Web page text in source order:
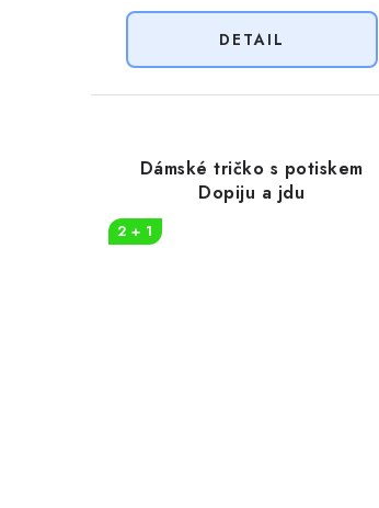
Dámské tričko s potiskem
Dopiju a jdu
2 + 1